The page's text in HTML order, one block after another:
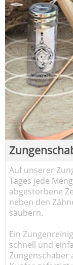
Auf unserer
Tages jede
abgestorbene
neben den
säubern.
Ein
schnell und
Zungenschaber